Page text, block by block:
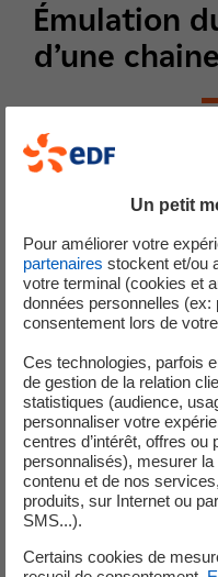
Émulation
d’une
Pour répondre à cette
Grid a développé, testé
permettant de contrôler
puissance de manière à
dynamique d’une
Schéma de contrôle de
se comporter comme
Un petit
Pour améliorer votre
partenaires stockent et/ou
votre terminal (cookies et
données personnelles
consentement lors de
Ces technologies, parfois
de gestion de la relation
statistiques (audience,
personnaliser votre
centres d’intérêt, offres ou
personnalisés), mesurer
contenu et de nos
produits, sur Internet ou
SMS...).
Certains cookies de